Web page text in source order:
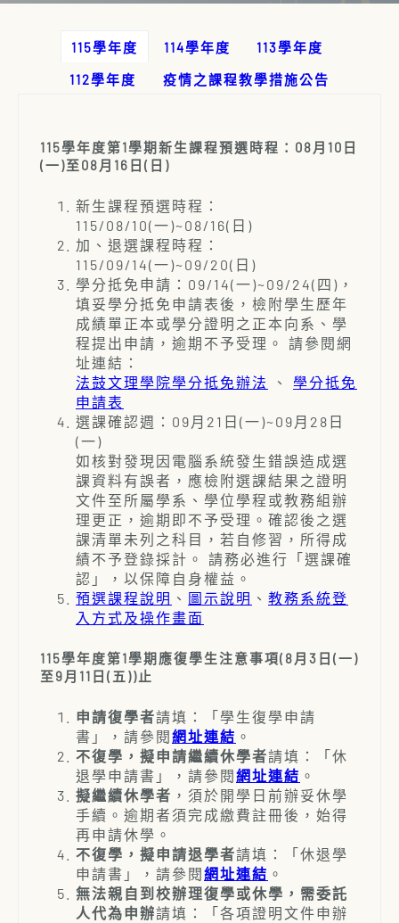
115學年度 114學年度
113學年度
112學年度
疫情之課程教學措施公告
115學年度第1學期新生課程預選時程：08月10日
(一)至08月16日(日)
新生課程預選時程：
115/08/10(一)~08/16(日)
加、退選課程時程：
115/09/14(一)~09/20(日)
學分抵免申請：09/14(一)~09/24(四)，
填妥學分抵免申請表後，檢附學生歷年
成績單正本或學分證明之正本向系、學
程提出申請，逾期不予受理。 請參閱網
址連結：
法鼓文理學院學分抵免辦法
、 學分抵免
申請表
選課確認週：09月21日(一)~09月28日
(一)
如核對發現因電腦系統發生錯誤造成選
課資料有誤者，應檢附選課結果之證明
文件至所屬學系、學位學程或教務組辦
理更正，逾期即不予受理。確認後之選
課清單未列之科目，若自修習，所得成
績不予登錄採計。 請務必進行「選課確
認」，以保障自身權益。
預選課程說明 、 圖示說明 、 教務系統登
入方式及操作畫面
115學年度第1學期應復學生注意事項( 8月3日(一)
至9月11日(五))止
申請復學者請填：「學生復學申請
書」，請參閱 網址連結 。
不復學，擬申請繼續休學者請填：「休
退學申請書」，請參閱 網址連結 。
擬繼續休學者 ，須於開學日前辦妥休學
手續。逾期者須完成繳費註冊後，始得
再申請休學。
不復學，擬申請退學者請填：「休退學
申請書」，請參閱 網址連結 。
無法親自到校辦理復學或休學，需委託
人代為申辦請填：「各項證明文件申辦